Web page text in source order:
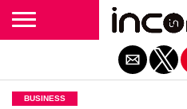
BUSINESS
Exit